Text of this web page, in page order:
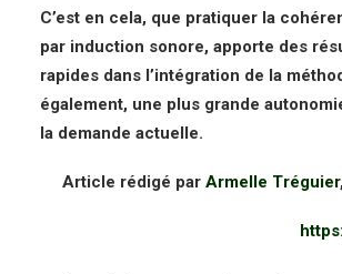
C’est en cela, que pratiquer la
par induction sonore, apporte des
rapides dans l’intégration de la
également, une plus grande
la demande actuelle.
Article rédigé par Armelle Tréguier